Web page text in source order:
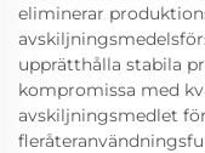
eliminerar
upprätthålla stabila
kompromissa med
avskiljningsmedlet